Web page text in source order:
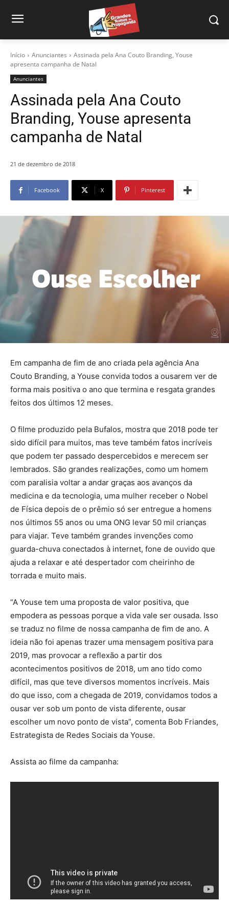
Início Anunciantes
Assinada pela Ana Couto Branding, Youse
apresenta campanha de Natal
Anunciantes
Assinada pela Ana Couto
Branding, Youse apresenta
campanha de Natal
21 de dezembro de 2018
Facebook X Pinterest
Em campanha de fim de ano criada pela agência Ana
Couto Branding, a Youse convida todos a ousarem ver de
forma mais positiva o ano que termina e resgata grandes
feitos dos últimos 12 meses.
O filme produzido pela Bufalos, mostra que 2018 pode ter
sido difícil para muitos, mas teve também fatos incríveis
que podem ter passado despercebidos e merecem ser
lembrados. São grandes realizações, como um homem
com paralisia voltar a andar graças aos avanços da
medicina e da tecnologia, uma mulher receber o Nobel
de Física depois de o prêmio só ser entregue a homens
nos últimos 55 anos ou uma ONG levar 50 mil crianças
para viajar. Teve também grandes invenções como
guarda-chuva conectados à internet, fone de ouvido que
ajuda a relaxar e até despertador com cheirinho de
torrada e muito mais.
“A Youse tem uma proposta de valor positiva, que
empodera as pessoas porque a vida vale ser ousada. Isso
se traduz no filme de nossa campanha de fim de ano. A
ideia não foi apenas trazer uma mensagem positiva para
2019, mas provocar a reflexão a partir dos
acontecimentos positivos de 2018, um ano tido como
difícil, mas que teve diversos momentos incríveis. Mais
do que isso, com a chegada de 2019, convidamos todos a
ousar ver sob um ponto de vista diferente, ousar
escolher um novo ponto de vista”, comenta Bob Friandes,
Estrategista de Redes Sociais da Youse.
Assista ao filme da campanha: